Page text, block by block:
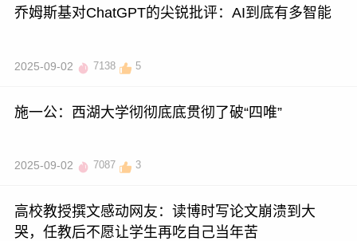
乔姆斯基对ChatGPT的尖锐批评：AI到底有多智能
2025-09-02 7138 5
施一公：西湖大学彻彻底底贯彻了破“四唯”
2025-09-02 7087 3
高校教授撰文感动网友：读博时写论文崩溃到大
哭，任教后不愿让学生再吃自己当年苦